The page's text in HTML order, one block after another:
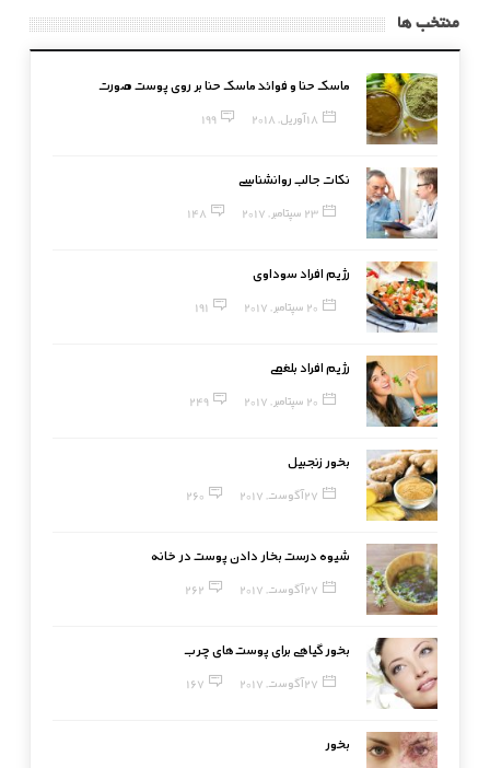
منتخب ها
ماسک حنا و فوائد ماسک حنا بر روی پوست صورت
18 آوریل, 2018 199
نکات جالب روانشناسی
23 سپتامبر, 2017 148
رژیم افراد سوداوی
20 سپتامبر, 2017 191
رژیم افراد بلغمی
20 سپتامبر, 2017 249
بخور زنجبیل
27 آگوست, 2017 260
شیوه درست بخار دادن پوست در خانه
27 آگوست, 2017 262
بخور گیاهی برای پوست‌های چرب
27 آگوست, 2017 167
بخور